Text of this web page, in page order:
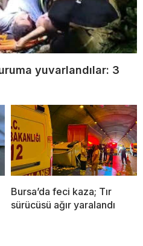
yuvarlandılar: 3
Bursa’da feci kaza; Tır
sürücüsü ağır yaralandı